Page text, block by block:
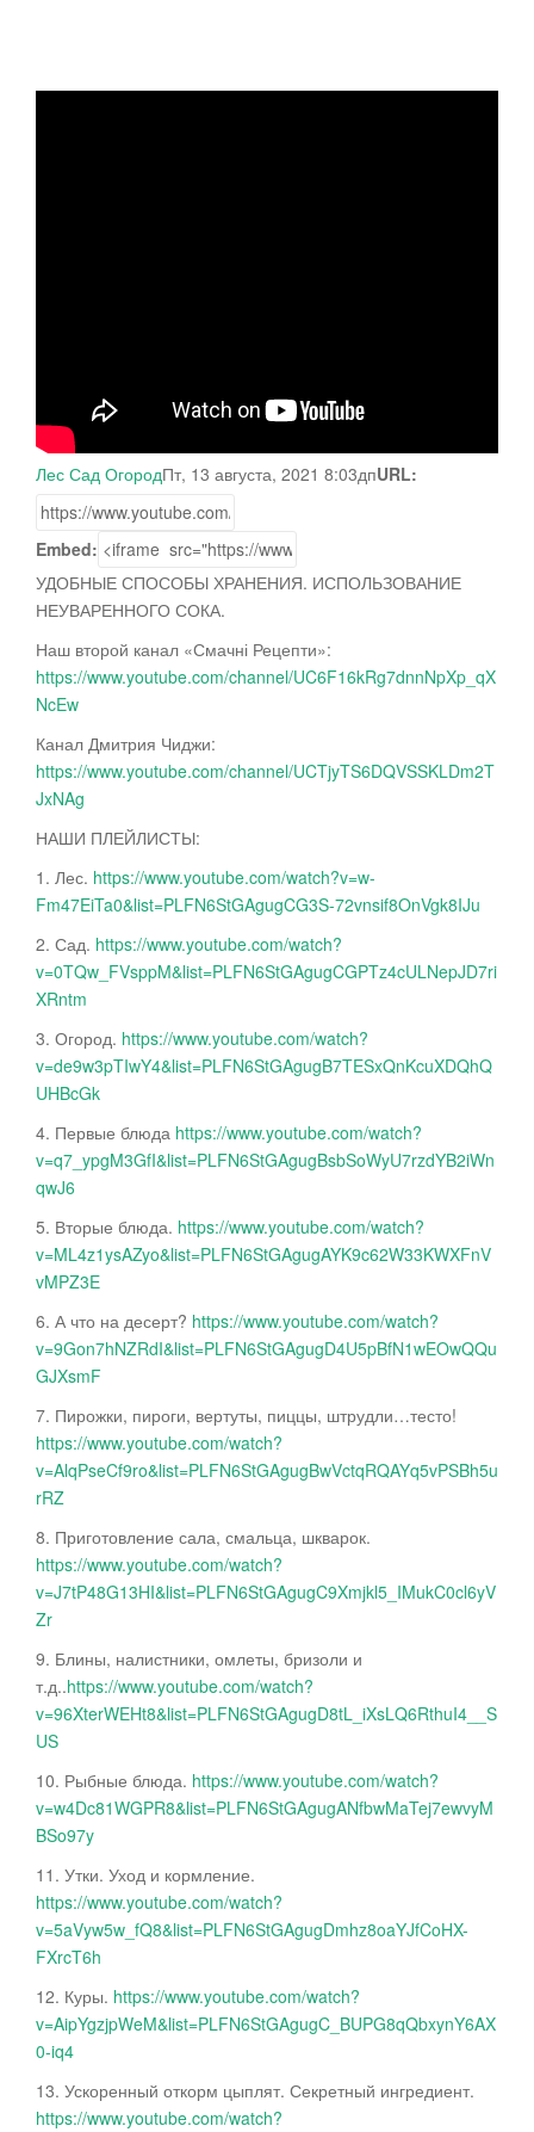
Лес Сад ОгородПт, 13 августа, 2021 8:03дпURL:
Embed:
УДОБНЫЕ СПОСОБЫ ХРАНЕНИЯ. ИСПОЛЬЗОВАНИЕ
НЕУВАРЕННОГО СОКА.
Наш второй канал «Смачні Рецепти»:
https://www.youtube.com/channel/UC6F16kRg7dnnNpXp_qX
NcEw
Канал Дмитрия Чиджи:
https://www.youtube.com/channel/UCTjyTS6DQVSSKLDm2T
JxNAg
НАШИ ПЛЕЙЛИСТЫ:
1. Лес. https://www.youtube.com/watch?v=w-
Fm47EiTa0&list=PLFN6StGAgugCG3S-72vnsif8OnVgk8IJu
2. Сад. https://www.youtube.com/watch?
v=0TQw_FVsppM&list=PLFN6StGAgugCGPTz4cULNepJD7ri
XRntm
3. Огород. https://www.youtube.com/watch?
v=de9w3pTIwY4&list=PLFN6StGAgugB7TESxQnKcuXDQhQ
UHBcGk
4. Первые блюда https://www.youtube.com/watch?
v=q7_ypgM3GfI&list=PLFN6StGAgugBsbSoWyU7rzdYB2iWn
qwJ6
5. Вторые блюда. https://www.youtube.com/watch?
v=ML4z1ysAZyo&list=PLFN6StGAgugAYK9c62W33KWXFnV
vMPZ3E
6. А что на десерт? https://www.youtube.com/watch?
v=9Gon7hNZRdI&list=PLFN6StGAgugD4U5pBfN1wEOwQQu
GJXsmF
7. Пирожки, пироги, вертуты, пиццы, штрудли…тесто!
https://www.youtube.com/watch?
v=AlqPseCf9ro&list=PLFN6StGAgugBwVctqRQAYq5vPSBh5u
rRZ
8. Приготовление сала, смальца, шкварок.
https://www.youtube.com/watch?
v=J7tP48G13HI&list=PLFN6StGAgugC9Xmjkl5_IMukC0cl6yV
Zr
9. Блины, налистники, омлеты, бризоли и
т.д..https://www.youtube.com/watch?
v=96XterWEHt8&list=PLFN6StGAgugD8tL_iXsLQ6RthuI4__S
US
10. Рыбные блюда. https://www.youtube.com/watch?
v=w4Dc81WGPR8&list=PLFN6StGAgugANfbwMaTej7ewvyM
BSo97y
11. Утки. Уход и кормление.
https://www.youtube.com/watch?
v=5aVyw5w_fQ8&list=PLFN6StGAgugDmhz8oaYJfCoHX-
FXrcT6h
12. Куры. https://www.youtube.com/watch?
v=AipYgzjpWeM&list=PLFN6StGAgugC_BUPG8qQbxynY6AX
0-iq4
13. Ускоренный откорм цыплят. Секретный ингредиент.
https://www.youtube.com/watch?